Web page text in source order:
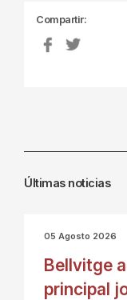
Compartir:
Últimas noticias
05 Agosto 2026
Bellvitge
principal